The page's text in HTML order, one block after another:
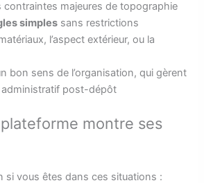
contraintes majeures de topographie
simples sans restrictions
l’aspect extérieur, ou la
bon sens de l’organisation, qui gèrent
administratif post-dépôt
montre ses
si vous êtes dans ces situations :